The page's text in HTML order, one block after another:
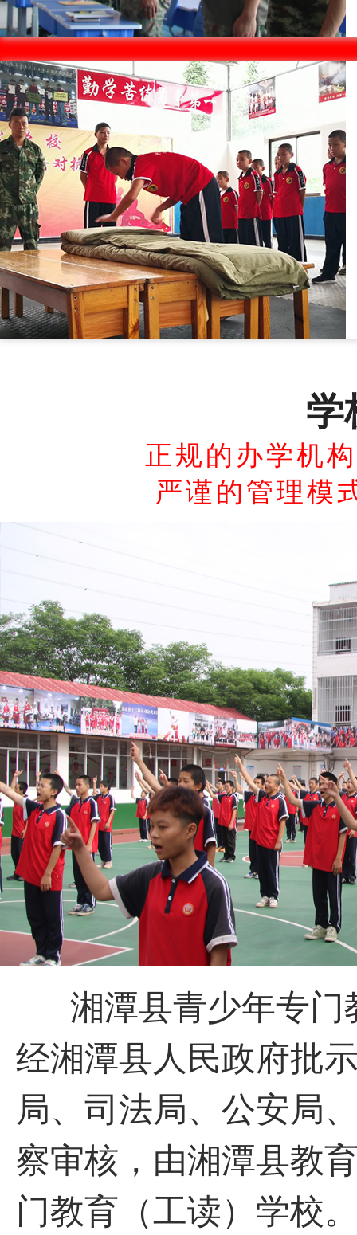
学
正规的办学机
严谨的管理模
湘潭县青少年专门
经湘潭县人民政府批
局、司法局、公安局
察审核，由湘潭县教
门教育（工读）学校